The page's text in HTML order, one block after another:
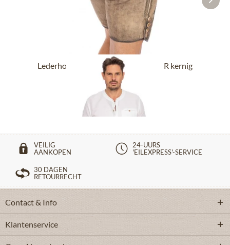
Lederhosen kort met riem BUCHNER kernig
natuur
vanaf € 289,90 *
VEILIG
AANKOPEN
24-UURS
'EILEXPRESS'-SERVICE
30 DAGEN
RETOURRECHT
Contact & Info
Klantenservice